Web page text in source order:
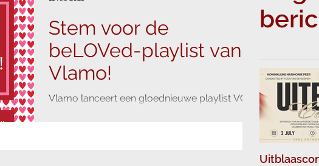
Stem voor de
beLOVed-playlist van
Vlamo!
Vlamo lanceert een gloednieuwe playlist VOL